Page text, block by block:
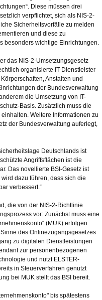
Diese müssen drei
verpflichtet, sich als NIS-2-
Sicherheitsvorfälle zu melden
und diese zu
besonders wichtige Einrichtungen.
das NIS-2-Umsetzungsgesetz
organisierte IT-Dienstleister
Anstalten und
der Bundesverwaltung
die Umsetzung von IT-
Basis. Zusätzlich muss die
Weitere Informationen zu
der Bundesverwaltung auferlegt,
Deutschlands ist
Angriffsflächen ist die
Das novellierte BSI-Gesetz ist
dazu führen, dass sich die
verbessert.“
die von der NIS-2-Richtlinie
vor: Zunächst muss eine
(MUK) erfolgen.
des Onlinezugangsgesetzes
zu digitalen Dienstleistungen
zur personenbezogenen
und nutzt ELSTER-
in Steuerverfahren genutzt
bei MUK stellt das BSI bereit.
bis spätestens